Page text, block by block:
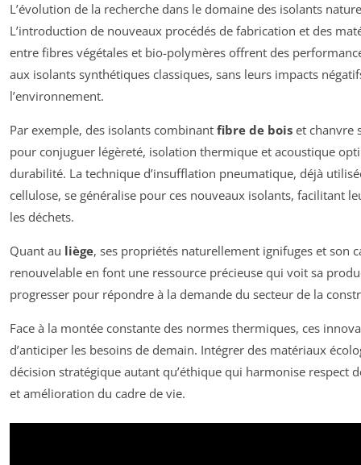
L’évolution de la recherche dans le domaine des isolants
L’introduction de nouveaux procédés de fabrication et des
entre fibres végétales et bio-polymères offrent des
aux isolants synthétiques classiques, sans leurs impacts
l’environnement.
Par exemple, des isolants combinant fibre de bois et chanvre
pour conjuguer légèreté, isolation thermique et acoustique
durabilité. La technique d’insufflation pneumatique, déjà
cellulose, se généralise pour ces nouveaux isolants, facilitant
les déchets.
Quant au liège, ses propriétés naturellement ignifuges et son
renouvelable en font une ressource précieuse qui voit sa
progresser pour répondre à la demande du secteur de la
Face à la montée constante des normes thermiques, ces
d’anticiper les besoins de demain. Intégrer des matériaux
décision stratégique autant qu’éthique qui harmonise respect
et amélioration du cadre de vie.